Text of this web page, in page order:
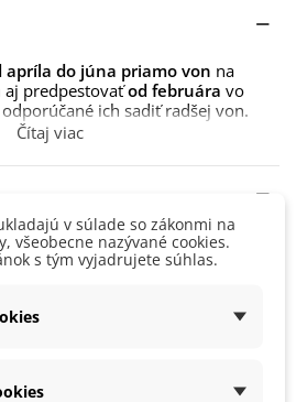
apríla do júna priamo von na
aj predpestovaťod februára vo
ich sadiť radšej von.
5
a udržiavame neustále vlhké.
slnečné miesta.
dobre priepustná, s vyšším
Čítaj viac
50 - 100 cm
v súlade so zákonmi na
všeobecne nazývané cookies.
s tým vyjadrujete súhlas.